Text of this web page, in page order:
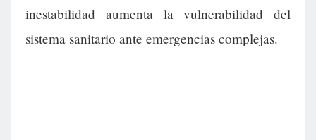
inestabilidad aumenta la vulnerabilidad del
sistema sanitario ante emergencias complejas.